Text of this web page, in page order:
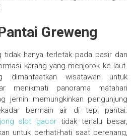
Greweng
tidak hanya terletak pada pasir dan
karang yang menjorok ke laut.
dimanfaatkan wisatawan untuk
menikmati panorama matahari
jernih memungkinkan pengunjung
bermain air di tepi pantai.
slot gacortidak terlalu besar,
untuk berhati-hati saat berenang,